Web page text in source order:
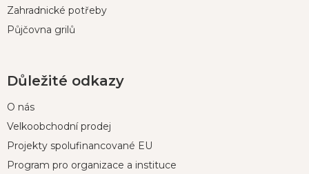
Zahradnické potřeby
Půjčovna grilů
Důležité odkazy
O nás
Velkoobchodní prodej
Projekty spolufinancované EU
Program pro organizace a instituce